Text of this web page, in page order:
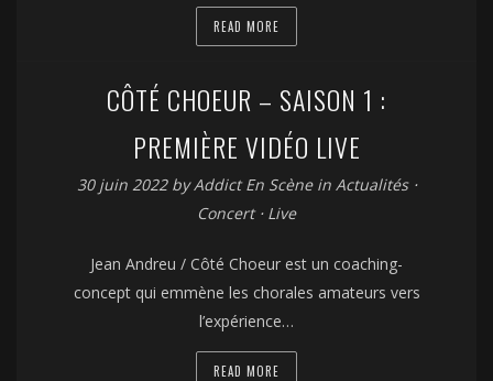
READ MORE
CÔTÉ CHOEUR – SAISON 1 :
PREMIÈRE VIDÉO LIVE
30 juin 2022 byAddict En Scène in Actualités⋅
Concert⋅ Live
Jean Andreu / Côté Choeur est un coaching-
concept qui emmène les chorales amateurs vers
l’expérience…
READ MORE